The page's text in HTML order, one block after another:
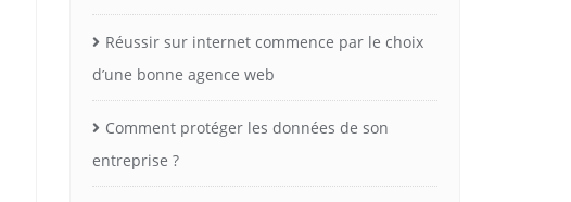
Réussir sur internet commence par le choix
d’une bonne agence web
Comment protéger les données de son
entreprise ?